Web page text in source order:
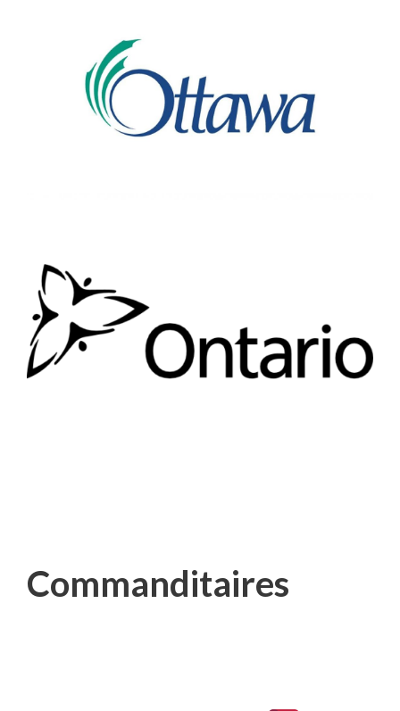
Commanditaires